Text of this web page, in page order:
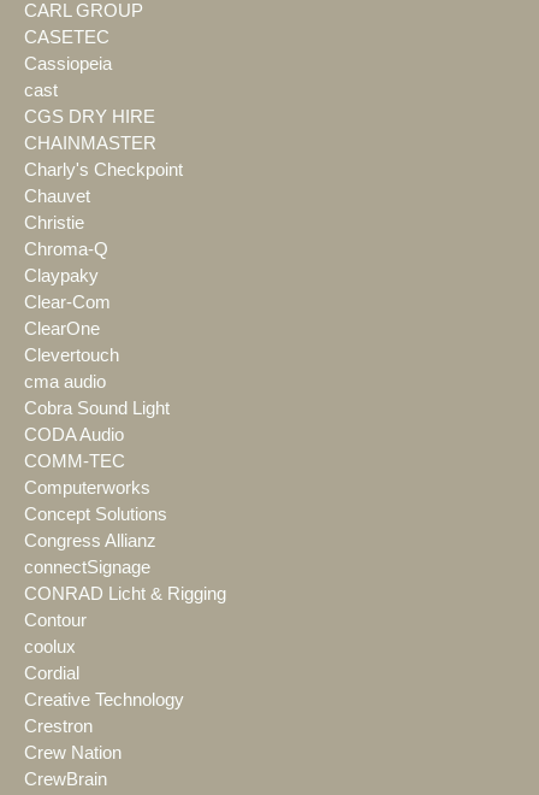
CARL GROUP
CASETEC
Cassiopeia
cast
CGS DRY HIRE
CHAINMASTER
Charly's Checkpoint
Chauvet
Christie
Chroma-Q
Claypaky
Clear-Com
ClearOne
Clevertouch
cma audio
Cobra Sound Light
CODA Audio
COMM-TEC
Computerworks
Concept Solutions
Congress Allianz
connectSignage
CONRAD Licht & Rigging
Contour
coolux
Cordial
Creative Technology
Crestron
Crew Nation
CrewBrain